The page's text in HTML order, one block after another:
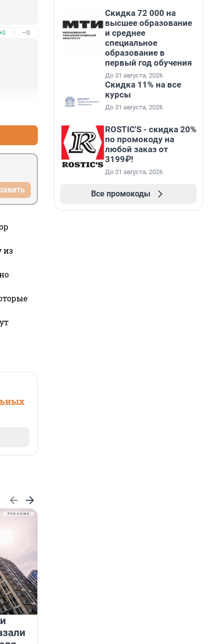
–0
из
Скидка 72 000 на
высшее образование
и среднее
специальное
образование в
первый год обучения
До 31 августа, 2026
Скидка 11% на все
курсы
До 31 августа, 2026
ROSTIC'S - скидка 20%
по промокоду на
любой заказ от
3199₽!
До 31 августа, 2026
Все промокоды